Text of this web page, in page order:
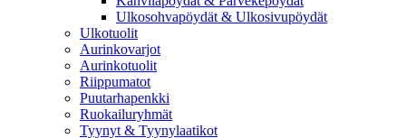
Ulkosohvapöydät & Ulkosivupöydät
Ulkotuolit
Aurinkovarjot
Aurinkotuolit
Riippumatot
Puutarhapenkki
Ruokailuryhmät
Tyynyt & Tyynylaatikot